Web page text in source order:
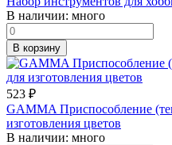
В наличии: много
В корзину
523 ₽
GAMMA Приспособление
изготовления цветов
В наличии: много